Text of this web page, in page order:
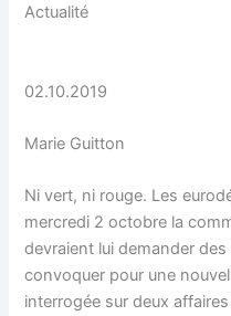
Actualité
02.10.2019
Marie Guitton
Ni vert, ni rouge. Les
mercredi 2 octobre la
devraient lui demander
convoquer pour une
interrogée sur deux